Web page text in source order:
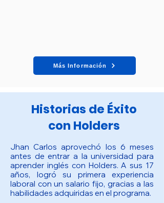
Más Información
Historias de Éxito
con Holders
Jhan Carlos aprovechó los 6 meses
antes de entrar a la universidad para
aprender inglés con Holders. A sus 17
años, logró su primera experiencia
laboral con un salario fijo, gracias a las
habilidades adquiridas en el programa.